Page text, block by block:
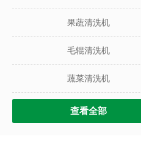
果蔬清洗机
毛辊清洗机
蔬菜清洗机
查看全部